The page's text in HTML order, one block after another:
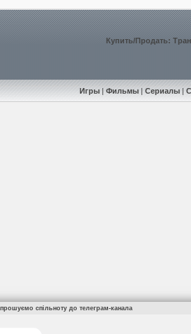
Купить/Продать:
Игры |Фильмы |Сериалы |
спільноту до телеграм-канала